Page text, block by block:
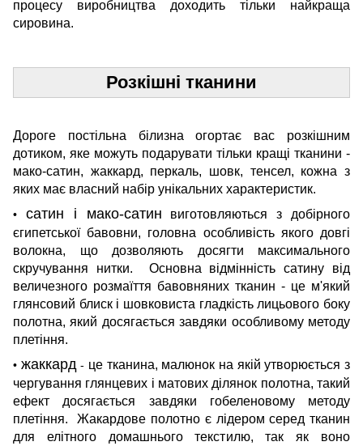
процесу виробництва доходить тільки найкраща
сировина.
Розкішні тканини
Дороге постільна білизна огортає вас розкішним
дотиком, яке можуть подарувати тільки кращі тканини -
мако-сатин, жаккард, перкаль, шовк, тенсел, кожна з
яких має власний набір унікальних характеристик.
• сатин і мако-сатин
виготовляються з добірного
єгипетської бавовни, головна особливість якого довгі
волокна, що дозволяють досягти максимального
скручування нитки. Основна відмінність сатину від
величезного розмаїття бавовняних тканин - це м'який
глянсовий блиск і шовковиста гладкість лицьового боку
полотна, який досягається завдяки особливому методу
плетіння.
• жаккард - це тканина, малюнок на якій утворюється з
чергування глянцевих і матових ділянок полотна, такий
ефект досягається завдяки гобеленовому методу
плетіння. Жакардове полотно є лідером серед тканин
для елітного домашнього текстилю, так як воно